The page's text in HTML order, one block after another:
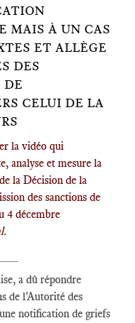
MAIS À UN CAS
ET ALLÈGE
DES
DE
CELUI DE LA
la vidéo qui
analyse et mesure la
la Décision de la
des sanctions de
4 décembre
a dû répondre
de l'Autorité des
notification de griefs